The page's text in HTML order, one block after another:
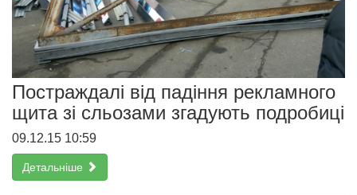
Постраждалі від падіння рекламного
щита зі сльозами згадують подробиці
09.12.15 10:59
Детальніше